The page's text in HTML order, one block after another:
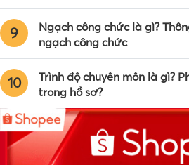
9
Ngạch công chức là gì?
ngạch công chức
10
Trình độ chuyên môn là gì?
trong hồ sơ?